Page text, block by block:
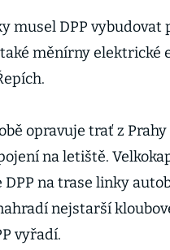
musel DPP vybudovat
měnírny elektrické
opravuje trať z
na letiště.
na trase linky
nejstarší
vyřadí.